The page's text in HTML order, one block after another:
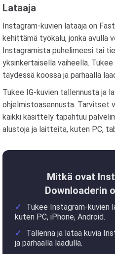
Lataaja
Instagram-kuvien lataaja on
kehittämä työkalu, jonka avulla
Instagramista puhelimeesi tai
yksinkertaisella vaiheella.
täydessä koossa ja parhaalla
Tukee IG-kuvien tallennusta ja
ohjelmistoasennusta. Tarvitset
kaikki käsittely tapahtuu
alustoja ja laitteita, kuten PC,
Mitkä ovat
Downloaderin
Tukee Instagram-kuvien
kuten PC, iPhone, Android.
Tallenna ja lataa kuvia
ja parhaalla laadulla.